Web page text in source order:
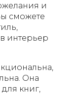
и
сможете
интерьер
Она
книг,